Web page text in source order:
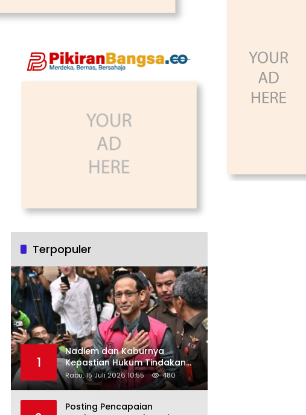
Terpopuler
1
Nadiem dan Kaburnya
Kepastian Hukum Tindakan
Pejabat Publik
Rabu, 15 Juli 2026 10:55 480
Posting Pencapaian